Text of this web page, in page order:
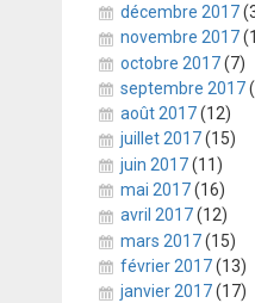
décembre 2017
novembre 2017
octobre 2017(7)
septembre 2017
août 2017(12)
juillet 2017(15)
juin 2017(11)
mai 2017(16)
avril 2017(12)
mars 2017(15)
février 2017(13)
janvier 2017(17)